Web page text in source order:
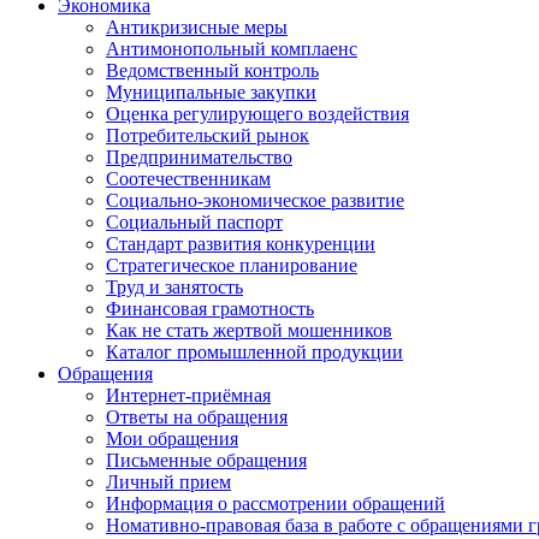
Экономика
Антикризисные меры
Антимонопольный комплаенс
Ведомственный контроль
Муниципальные закупки
Оценка регулирующего воздействия
Потребительский рынок
Предпринимательство
Соотечественникам
Социально-экономическое развитие
Социальный паспорт
Стандарт развития конкуренции
Стратегическое планирование
Труд и занятость
Финансовая грамотность
Как не стать жертвой мошенников
Каталог промышленной продукции
Обращения
Интернет-приёмная
Ответы на обращения
Мои обращения
Письменные обращения
Личный прием
Информация о рассмотрении обращений
Номативно-правовая база в работе с обращениями